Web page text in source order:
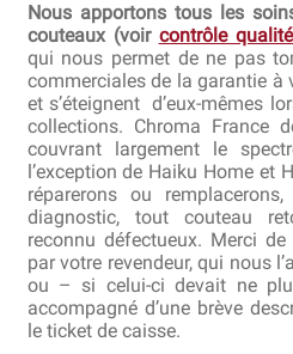
Contact
Demande de devis
Expédition le jour même
Frais de port
Hall of Fame
Bocuse d’Or
Nous apportons tous les
couteaux (voir contrôle
qui nous permet de ne pas
commerciales de la garantie à
et s’éteignent d’eux-mêmes
collections. Chroma France
couvrant largement le
l’exception de Haiku Home et
réparerons ou
diagnostic, tout couteau
reconnu défectueux. Merci
par votre revendeur, qui nous
ou – si celui-ci devait ne
accompagné d’une brève
le ticket de caisse.